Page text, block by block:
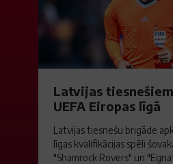
Latvijas
UEFA Eiropas līgā
Latvijas tiesnešu brigāde
līgas kvalifikācijas spēli
"Shamrock Rovers" un